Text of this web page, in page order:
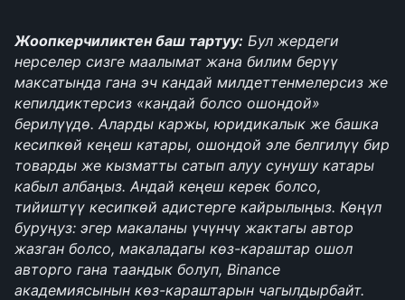
Жоопкерчиликтен баш тартуу: Бул жердеги
нерселер сизге маалымат жана билим берүү
максатында гана эч кандай милдеттенмелерсиз же
кепилдиктерсиз «кандай болсо ошондой»
берилүүдө. Аларды каржы, юридикалык же башка
кесипкөй кеңеш катары, ошондой эле белгилүү бир
товарды же кызматты сатып алуу сунушу катары
кабыл албаңыз. Андай кеңеш керек болсо,
тийиштүү кесипкөй адистерге кайрылыңыз. Көңүл
буруңуз: эгер макаланы үчүнчү жактагы автор
жазган болсо, макаладагы көз-караштар ошол
авторго гана таандык болуп, Binance
академиясынын көз-караштарын чагылдырбайт.